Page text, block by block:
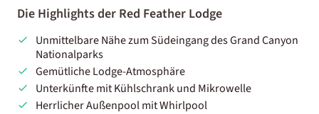
Die Highlights der Red Feather Lodge
Unmittelbare Nähe zum Südeingang des Grand Canyon
Nationalparks
Gemütliche Lodge-Atmosphäre
Unterkünfte mit Kühlschrank und Mikrowelle
Herrlicher Außenpool mit Whirlpool